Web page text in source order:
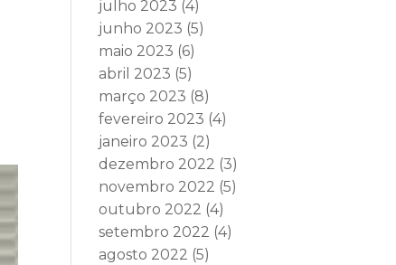
julho 2023 (4)
junho 2023 (5)
maio 2023 (6)
abril 2023 (5)
março 2023 (8)
fevereiro 2023 (4)
janeiro 2023 (2)
dezembro 2022 (3)
novembro 2022 (5)
outubro 2022 (4)
setembro 2022 (4)
agosto 2022 (5)